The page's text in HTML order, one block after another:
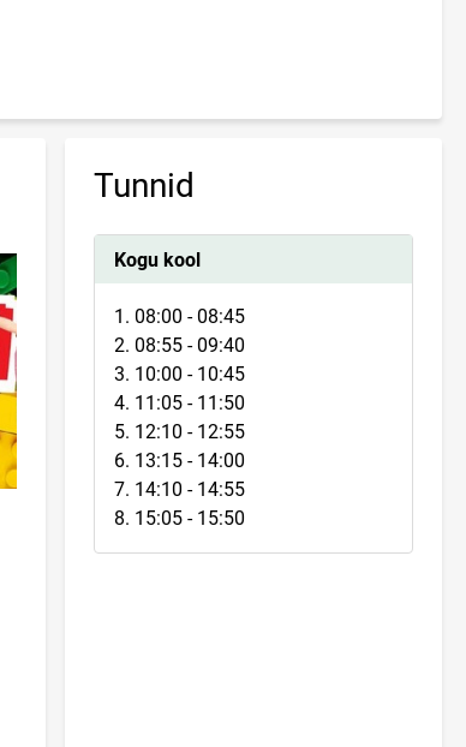
Tunnid
Kogu kool
1. 08:00 - 08:45
2. 08:55 - 09:40
3. 10:00 - 10:45
4. 11:05 - 11:50
5. 12:10 - 12:55
6. 13:15 - 14:00
7. 14:10 - 14:55
8. 15:05 - 15:50